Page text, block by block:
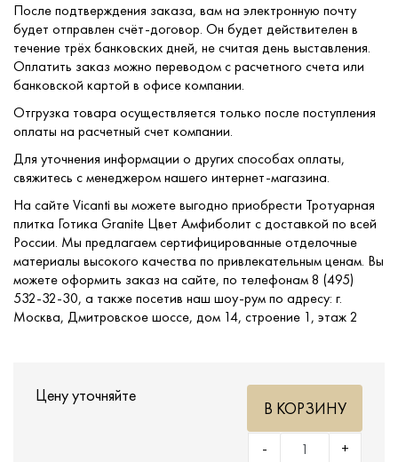
После подтверждения заказа, вам на электронную почту
будет отправлен счёт-договор. Он будет действителен в
течение трёх банковских дней, не считая день выставления.
Оплатить заказ можно переводом с расчетного счета или
банковской картой в офисе компании.
Отгрузка товара осуществляется только после поступления
оплаты на расчетный счет компании.
Для уточнения информации о других способах оплаты,
свяжитесь с менеджером нашего интернет-магазина.
На сайте Vicanti вы можете выгодно приобрести Тротуарная
плитка Готика Granite Цвет Амфиболит с доставкой по всей
России. Мы предлагаем сертифицированные отделочные
материалы высокого качества по привлекательным ценам. Вы
можете оформить заказ на сайте, по телефонам 8 (495)
532-32-30, а также посетив наш шоу-рум по адресу: г.
Москва, Дмитровское шоссе, дом 14, строение 1, этаж 2
Цену уточняйте
+
-
В КОРЗИНУ